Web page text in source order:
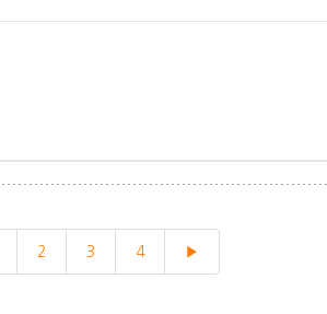
2 3 4 ▶